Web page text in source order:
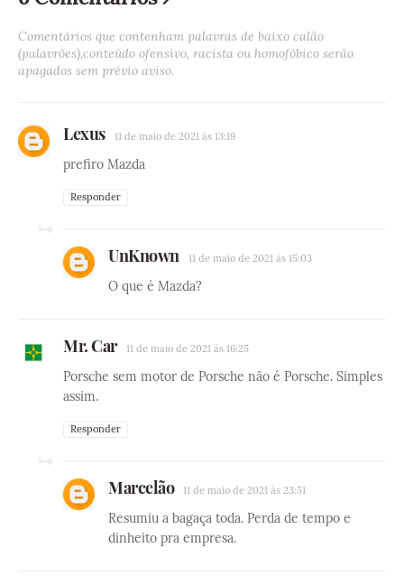
Comentários que contenham palavras de baixo calão
(palavrões),conteúdo ofensivo, racista ou homofóbico serão
apagados sem prévio aviso.
Lexus 11 de maio de 2021 às 13:19
prefiro Mazda
Responder
UnKnown 11 de maio de 2021 às 15:03
O que é Mazda?
Mr. Car 11 de maio de 2021 às 16:25
Porsche sem motor de Porsche não é Porsche. Simples
assim.
Responder
Marcelão 11 de maio de 2021 às 23:51
Resumiu a bagaça toda. Perda de tempo e
dinheito pra empresa.